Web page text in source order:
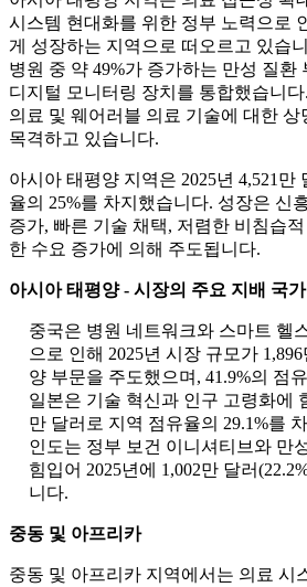
시스템 현대화를 위한 정부 노력으로
게 성장하는 지역으로 떠오르고 있습
병원 중 약 49%가 증가하는 만성 질환
디지털 모니터링 장치를 통합했습니
의료 및 웨어러블 의료 기술에 대한
목격하고 있습니다.
아시아 태평양 지역은 2025년 4,521만
율의 25%를 차지했습니다. 성장은 신
증가, 빠른 기술 채택, 저렴한 비침습
한 수요 증가에 의해 주도됩니다.
아시아 태평양 - 시장의 주요 지배 국가
중국은 병원 네트워크와 스마트 헬
으로 인해 2025년 시장 규모가
양 부문을 주도했으며, 41.9%의 점
일본은 기술 혁신과 인구 고령화에
만 달러로 지역 점유율의 29.1%를
인도는 정부 보건 이니셔티브와 만
힘입어 2025년에 1,002만 달러
니다.
중동 및 아프리카
중동 및 아프리카 지역에서는 의료 시